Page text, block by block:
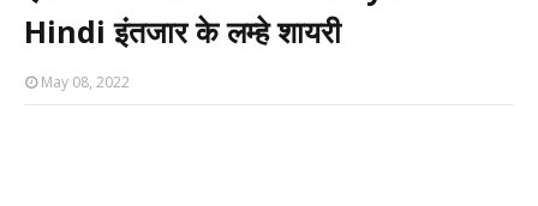
Hindi इंतजार के लम्हे शायरी
May 08, 2022